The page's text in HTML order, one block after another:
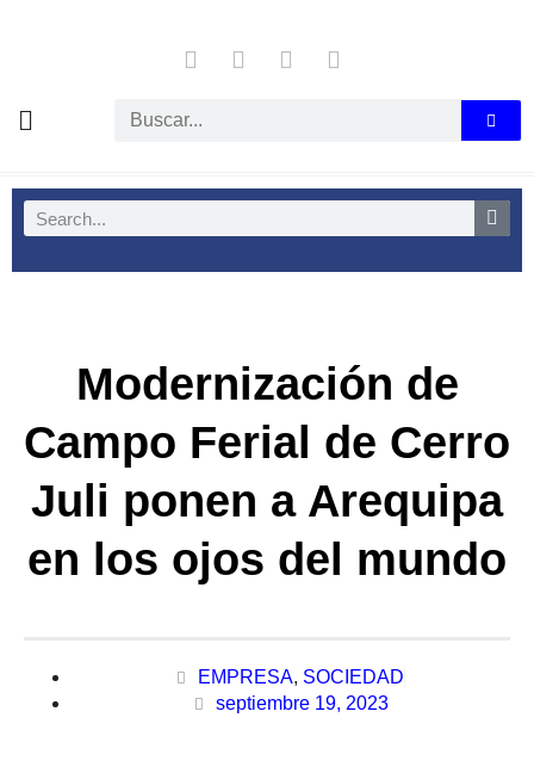
Modernización de
Campo Ferial de Cerro
Juli ponen a Arequipa
en los ojos del mundo
EMPRESA, SOCIEDAD
septiembre 19, 2023